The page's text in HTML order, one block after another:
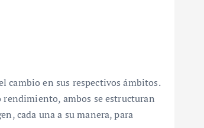
cambio en sus respectivos ámbitos.
ambos se estructuran
cada una a su manera, para